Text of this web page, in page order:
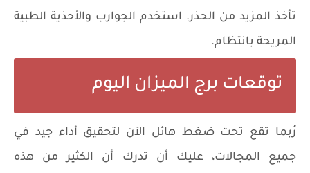
تأخذ المزيد من الحذر. استخدم الجوارب والأحذية الطبية
المريحة بانتظام.
توقعات برج الميزان اليوم
رُبما تقع تحت ضغط هائل الآن لتحقيق أداء جيد في
جميع المجالات، عليك أن تدرك أن الكثير من هذه